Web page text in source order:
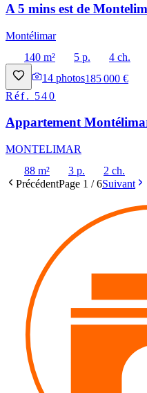
A 5 mins est de
Montélimar
140 m²
5 p. 4 ch.
14 photos185 000 €
Réf. 540
Appartement
MONTELIMAR
88 m²
3 p.
2 ch.
PrécédentPage 1 /6Suivant